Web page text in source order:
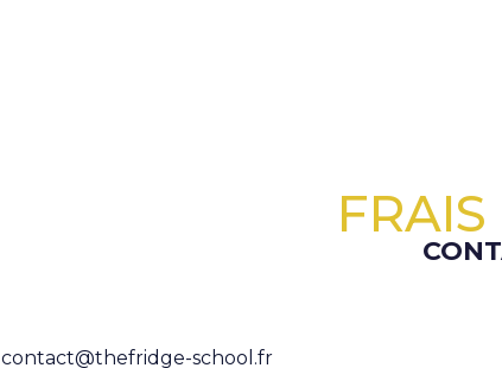
contact@thefridge-school.fr